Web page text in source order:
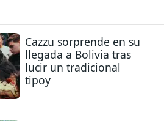
Cazzu sorprende en su
llegada a Bolivia tras
lucir un tradicional
tipoy